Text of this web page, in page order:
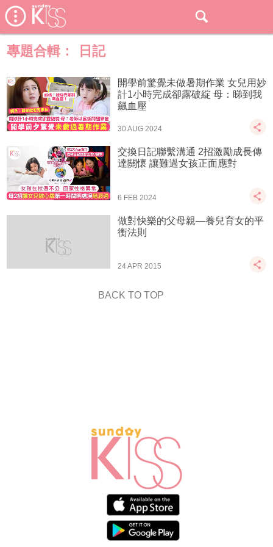
專題合輯： 日記
開學前驚覺未做暑期作業 女兒用妙
計1小時完成卻露破綻 母：睇到我
飆血壓
30 AUG 2024
交換日記聯繫溝通 2招激勵成長傳
達關懷 讓難過女孩正面應對
6 FEB 2024
做對快樂的父母親—養兒育女的平
衡法則
24 APR 2015
BACK TO TOP